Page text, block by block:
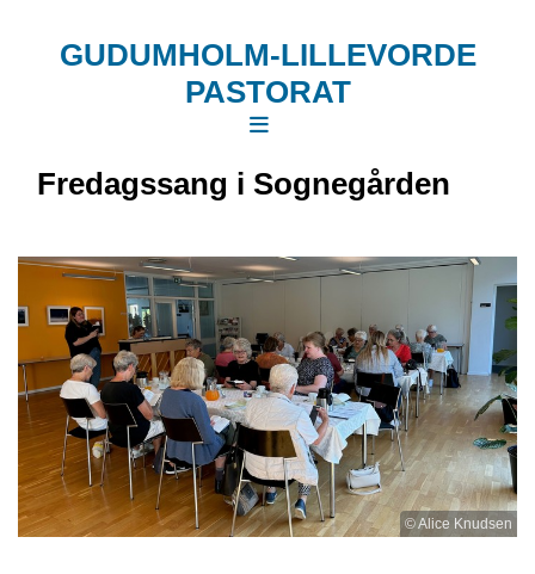
GUDUMHOLM-LILLEVORDE
PASTORAT
Fredagssang i Sognegården
© Alice Knudsen